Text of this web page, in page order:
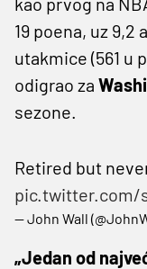
19 poena, uz 9,2
utakmice (561 u
odigrao za
sezone.
Retired but
pic.twitter.com/
— John Wall
„Jedan od